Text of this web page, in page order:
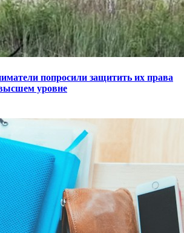
попросили защитить их права
уровне